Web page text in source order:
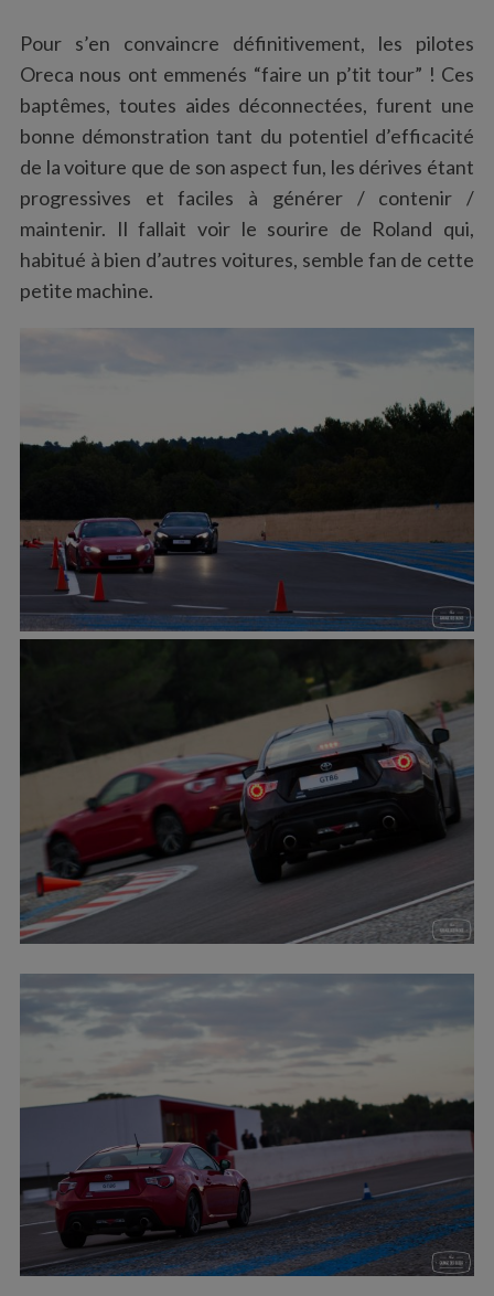
Pour s’en convaincre définitivement, les pilotes
Oreca nous ont emmenés “faire un p’tit tour” ! Ces
baptêmes, toutes aides déconnectées, furent une
bonne démonstration tant du potentiel d’efficacité
de la voiture que de son aspect fun, les dérives étant
progressives et faciles à générer / contenir /
maintenir. Il fallait voir le sourire de Roland qui,
habitué à bien d’autres voitures, semble fan de cette
petite machine.